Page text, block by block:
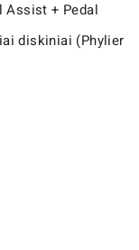
Assist + Pedal
diskiniai (Phylier